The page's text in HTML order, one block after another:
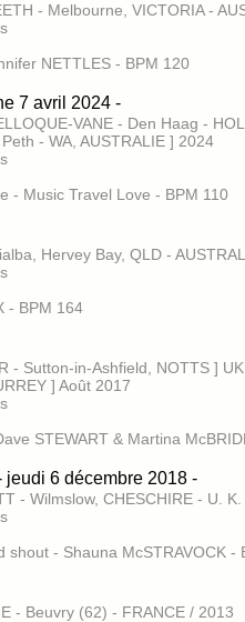
- Melbourne, VICTORIA -
NETTLES - BPM 120
7 avril 2024 -
VANE - Den Haag -
- WA, AUSTRALIE ] 2024
- Music Travel Love - BPM 110
Hervey Bay, QLD -
- BPM 164
- Sutton-in-Ashfield, NOTTS ]
] Août 2017
STEWART & Martina
jeudi 6 décembre 2018 -
- Wilmslow, CHESCHIRE - U.
shout - Shauna McSTRAVOCK -
- Beuvry (62) - FRANCE / 2013